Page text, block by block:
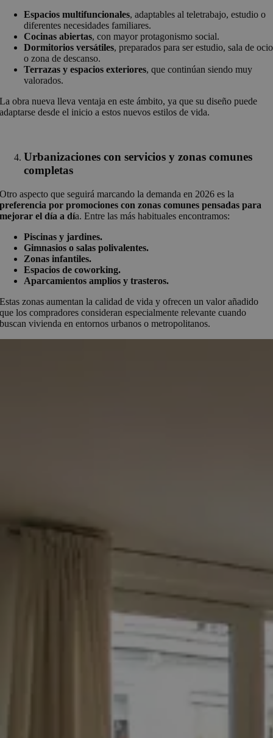
Espacios multifuncionales, adaptables al teletrabajo, estudio o
diferentes necesidades familiares.
Cocinas abiertas, con mayor protagonismo social.
Dormitorios versátiles, preparados para ser estudio, sala de ocio
o zona de descanso.
Terrazas y espacios exteriores, que continúan siendo muy
valorados.
La obra nueva lleva ventaja en este ámbito, ya que su diseño puede
adaptarse desde el inicio a estos nuevos estilos de vida.
Urbanizaciones con servicios y zonas comunes
completas
Otro aspecto que seguirá marcando la demanda en 2026 es la
preferencia por promociones con zonas comunes pensadas para
mejorar el día a día. Entre las más habituales encontramos:
Piscinas y jardines.
Gimnasios o salas polivalentes.
Zonas infantiles.
Espacios de coworking.
Aparcamientos amplios y trasteros.
Estas zonas aumentan la calidad de vida y ofrecen un valor añadido
que los compradores consideran especialmente relevante cuando
buscan vivienda en entornos urbanos o metropolitanos.